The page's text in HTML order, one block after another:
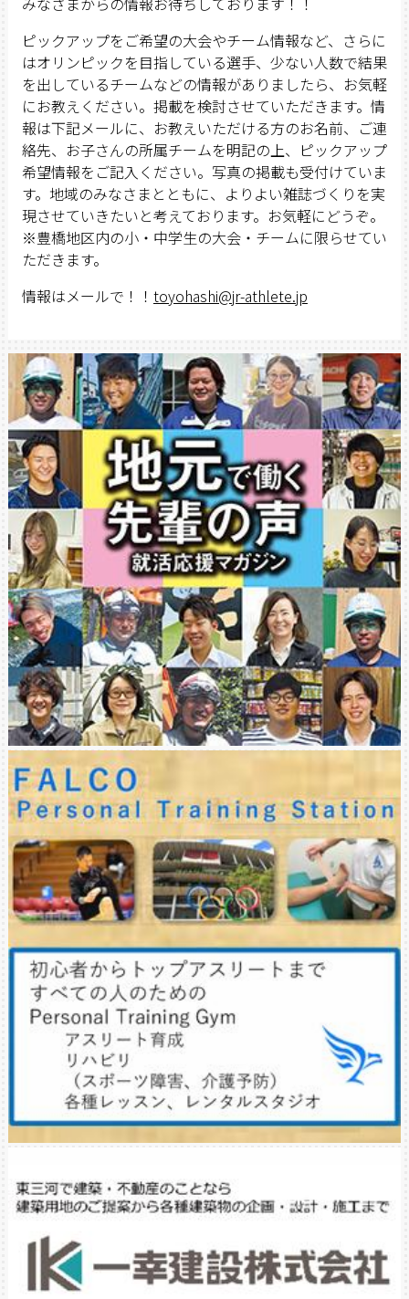
ピックアップをご希望の大会やチーム情報など、さらに
はオリンピックを目指している選手、少ない人数で結果
を出しているチームなどの情報がありましたら、お気軽
にお教えください。掲載を検討させていただきます。情
報は下記メールに、お教えいただける方のお名前、ご連
絡先、お子さんの所属チームを明記の上、ピックアップ
希望情報をご記入ください。写真の掲載も受付けていま
す。地域のみなさまとともに、よりよい雑誌づくりを実
現させていきたいと考えております。お気軽にどうぞ。
※豊橋地区内の小・中学生の大会・チームに限らせてい
ただきます。
情報はメールで！！ toyohashi@jr-athlete.jp